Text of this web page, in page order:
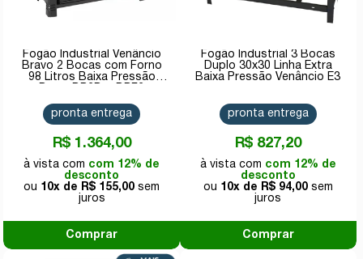
Fogão Industrial Venâncio
Bravo 2 Bocas com Forno
98 Litros Baixa Pressão
R$ 1.364,00
com 12% de
desconto
10x de
R$ 155,00
pronta entrega
Comprar
Fogão Industrial 3 Bocas
Duplo 30x30 Linha Extra
Baixa Pressão Venâncio E3
R$ 827,20
com 12% de
desconto
10x de
R$ 94,00
pronta entrega
Comprar